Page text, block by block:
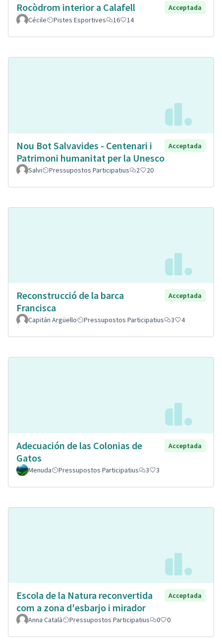
Rocòdrom interior a Calafell
Acceptada
Cécile
Pistes Esportives 16 14
Nou Bot Salvavides - Centenari i
Patrimoni humanitat per la Unesco
Acceptada
Salvi Pressupostos Participatius 2 20
Reconstrucció de la barca
Francisca
Acceptada
Capitán Argüello Pressupostos Participatius 3 4
Adecuación de las Colonias de
Gatos
Acceptada
Menuda Pressupostos Participatius 3 3
Escola de la Natura reconvertida
com a zona d'esbarjo i mirador
Acceptada
Anna Català Pressupostos Participatius 0 0